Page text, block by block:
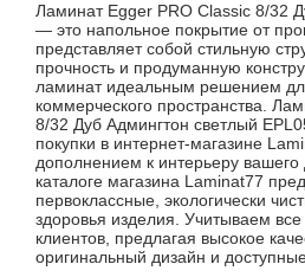
Ламинат Egger PRO Classic 8/32
— это напольное покрытие от
представляет собой стильную
прочность и продуманную
ламинат идеальным решением
коммерческого пространства.
8/32 Дуб Админгтон светлый
покупки в интернет-магазине
дополнением к интерьеру
каталоге магазина Laminat77
первоклассные, экологически
здоровья изделия. Учитываем
клиентов, предлагая высокое
оригинальный дизайн и